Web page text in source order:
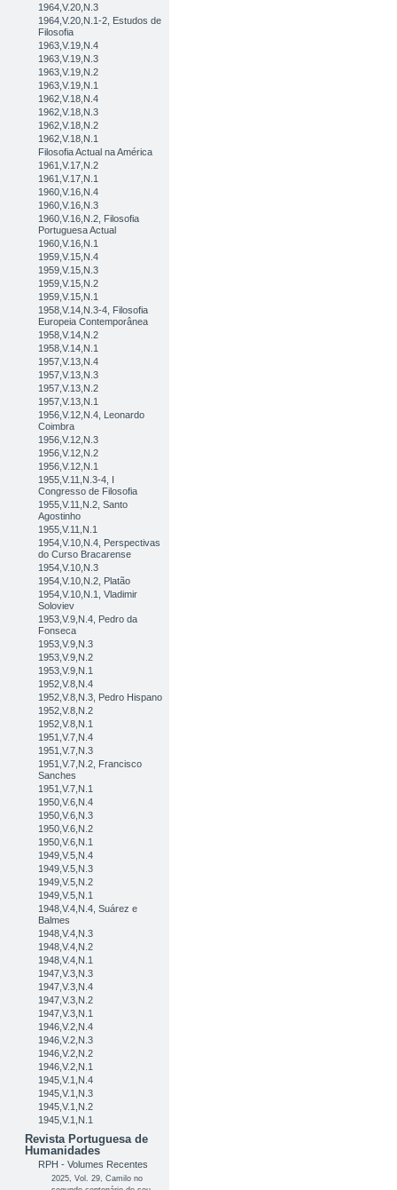
1964,V.20,N.3
1964,V.20,N.1-2, Estudos de
Filosofia
1963,V.19,N.4
1963,V.19,N.3
1963,V.19,N.2
1963,V.19,N.1
1962,V.18,N.4
1962,V.18,N.3
1962,V.18,N.2
1962,V.18,N.1
Filosofia Actual na América
1961,V.17,N.2
1961,V.17,N.1
1960,V.16,N.4
1960,V.16,N.3
1960,V.16,N.2, Filosofia
Portuguesa Actual
1960,V.16,N.1
1959,V.15,N.4
1959,V.15,N.3
1959,V.15,N.2
1959,V.15,N.1
1958,V.14,N.3-4, Filosofia
Europeia Contemporânea
1958,V.14,N.2
1958,V.14,N.1
1957,V.13,N.4
1957,V.13,N.3
1957,V.13,N.2
1957,V.13,N.1
1956,V.12,N.4, Leonardo
Coimbra
1956,V.12,N.3
1956,V.12,N.2
1956,V.12,N.1
1955,V.11,N.3-4, I
Congresso de Filosofia
1955,V.11,N.2, Santo
Agostinho
1955,V.11,N.1
1954,V.10,N.4, Perspectivas
do Curso Bracarense
1954,V.10,N.3
1954,V.10,N.2, Platão
1954,V.10,N.1, Vladimir
Soloviev
1953,V.9,N.4, Pedro da
Fonseca
1953,V.9,N.3
1953,V.9,N.2
1953,V.9,N.1
1952,V.8,N.4
1952,V.8,N.3, Pedro Hispano
1952,V.8,N.2
1952,V.8,N.1
1951,V.7,N.4
1951,V.7,N.3
1951,V.7,N.2, Francisco
Sanches
1951,V.7,N.1
1950,V.6,N.4
1950,V.6,N.3
1950,V.6,N.2
1950,V.6,N.1
1949,V.5,N.4
1949,V.5,N.3
1949,V.5,N.2
1949,V.5,N.1
1948,V.4,N.4, Suárez e
Balmes
1948,V.4,N.3
1948,V.4,N.2
1948,V.4,N.1
1947,V.3,N.3
1947,V.3,N.4
1947,V.3,N.2
1947,V.3,N.1
1946,V.2,N.4
1946,V.2,N.3
1946,V.2,N.2
1946,V.2,N.1
1945,V.1,N.4
1945,V.1,N.3
1945,V.1,N.2
1945,V.1,N.1
Revista Portuguesa de
Humanidades
RPH - Volumes Recentes
2025, Vol. 29, Camilo no